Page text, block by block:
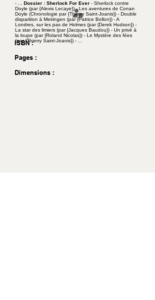
ISBN :
Pages :
Dimensions :
- ... Dossier : Sherlock For Ever - Sherlock contre
Doyle (par {Alexis Lecaye}) - Les aventures de Conan
Doyle (Chronologie par {Thierry Saint-Joanis}) - Double
disparition à Meiringen (par {Patrice Bollon}) - A
Londres, sur les pas de Holmes (par {Derek Hudson}) -
La star des limiers (par {Jacques Baudou}) - Un privé à
la loupe (par {Roland Nicolas}) - Le Mystère des fées
(par {Thierry Saint-Joanis}) - ...